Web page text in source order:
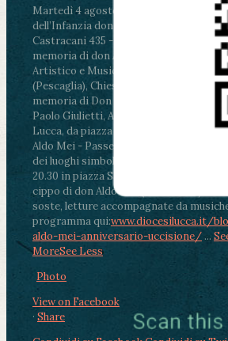
Martedì 4 agosto2026
ore 11:30 -
dell’Infanzia don Aldo Mei - Viale
Castracani 435 - Inaugurazione
memoria di don Aldo Mei curato dal
Artistico e Musicale “Passaglia”
ore
(Pescaglia), Chiesa parrocchiale -
memoria di Don Aldo Mei celebrata da
Paolo Giulietti, Arcivescovo di Lucca
Lucca, da piazza San Michele al Cippo
Aldo Mei - Passeggiata della Memoria in
dei luoghi simbolo della città. Ritrovo
20.30 in piazza San Michele con
cippo di don Aldo Mei (Porta Elisa).
soste, letture accompagnate da
programma qui:www.diocesilucca.it/
aldo-mei-anniversario-uccisione/ ...
MoreSee Less
Photo
View on Facebook
· Share